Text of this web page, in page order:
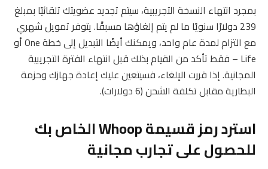
بمجرد انتهاء النسخة التجريبية، سيتم تجديد عضويتك تلقائيًا بمبلغ
239 دولارًا سنويًا ما لم يتم إلغاؤها مسبقًا. يتوفر تمويل شهري
مع التزام لمدة عام واحد، ويمكنك أيضًا التبديل إلى خطة One أو
Life – فقط تأكد من القيام بذلك قبل انتهاء الفترة التجريبية
المجانية. إذا قررت الإلغاء، فسيتعين عليك إعادة جهازك وحزمة
البطارية مقابل تكلفة الشحن (6 دولارات).
استرد رمز قسيمة Whoop الخاص بك
للحصول على تجارب مجانية